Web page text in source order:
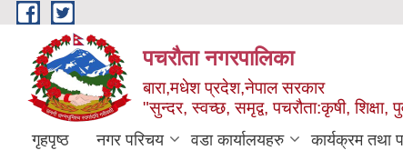
Skip to main content
पचरौता नगरपालिका
बारा,मधेश प्रदेश,नेपाल सरकार
"सुन्दर, स्वच्छ, समृद्व, पचरौता:कृषी, शिक्षा,
गृहपृष्ठ नगर परिचय वडा कार्यालयहरु कार्यक्रम तथा